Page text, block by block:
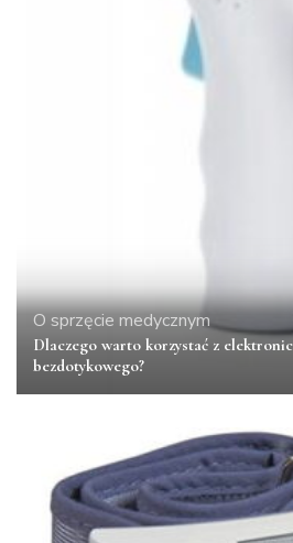
O sprzęcie medycznym
Dlaczego warto korzystać z
bezdotykowego?